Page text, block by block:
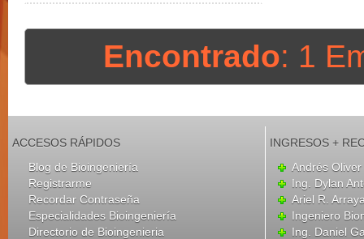
Encontrado: 1
ACCESOS RÁPIDOS
Blog de Bioingeniería
Registrarme
Recordar Contraseña
Especialidades Bioingeniería
Directorio de Bioingenieria
INGRESOS +
Andrés Oliver
Ing. Dylan
Ariel R.
Ingeniero
Ing. Daniel